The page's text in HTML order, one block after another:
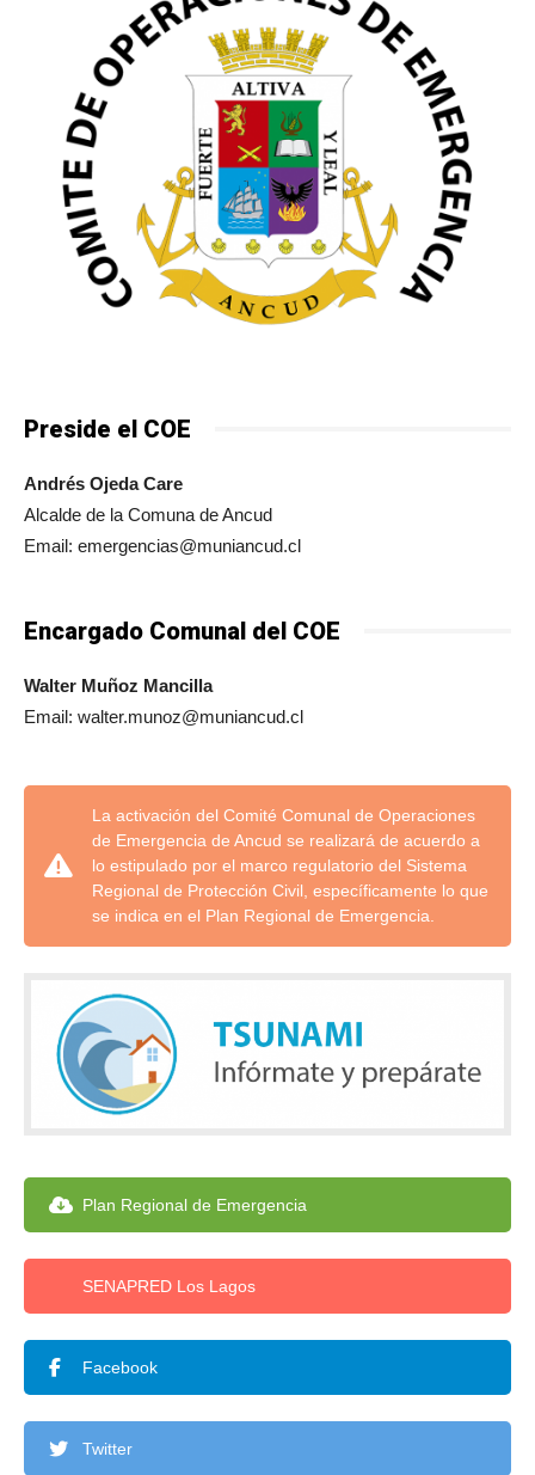
Preside el COE
Andrés Ojeda Care
Alcalde de la Comuna de Ancud
Email: emergencias@muniancud.cl
Encargado Comunal del COE
Walter Muñoz Mancilla
Email: walter.munoz@muniancud.cl
La activación del Comité Comunal de Operaciones
de Emergencia de Ancud se realizará de acuerdo a
lo estipulado por el marco regulatorio del Sistema
Regional de Protección Civil, específicamente lo que
se indica en el Plan Regional de Emergencia.
Plan Regional de Emergencia
SENAPRED Los Lagos
Facebook
Twitter